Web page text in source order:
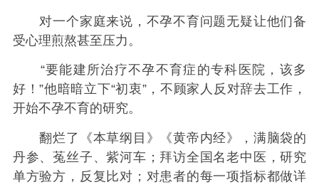
对一个家庭来说，不孕不育问题无疑让他们备
受心理煎熬甚至压力。
“要能建所治疗不孕不育症的专科医院，该多
好！”他暗暗立下“初衷”，不顾家人反对辞去工作，
开始不孕不育的研究。
翻烂了《本草纲目》《黄帝内经》，满脑袋的
丹参、菟丝子、紫河车；拜访全国名老中医，研究
单方验方，反复比对；对患者的每一项指标都做详